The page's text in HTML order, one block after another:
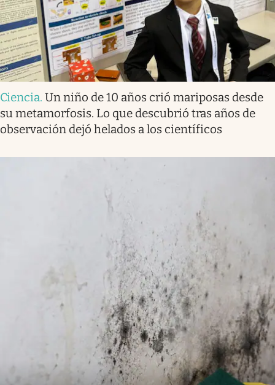
Ciencia. Un niño de 10 años crió mariposas desde
su metamorfosis. Lo que descubrió tras años de
observación dejó helados a los científicos